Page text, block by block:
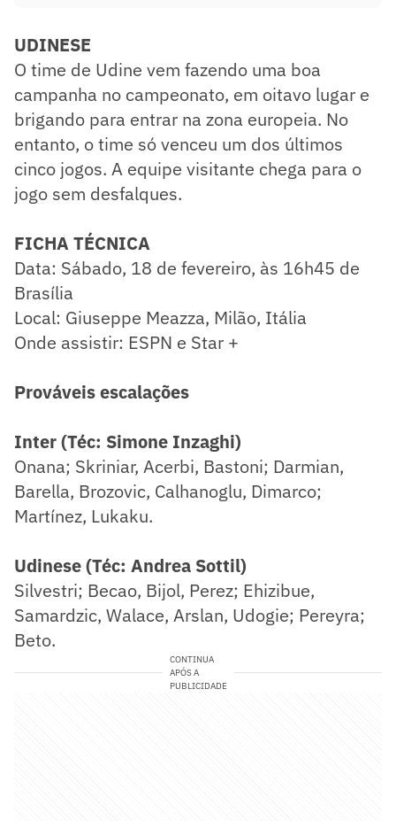
UDINESE
O time de Udine vem fazendo uma boa
campanha no campeonato, em oitavo lugar e
brigando para entrar na zona europeia. No
entanto, o time só venceu um dos últimos
cinco jogos. A equipe visitante chega para o
jogo sem desfalques.
FICHA TÉCNICA
Data: Sábado, 18 de fevereiro, às 16h45 de
Brasília
Local: Giuseppe Meazza, Milão, Itália
Onde assistir: ESPN e Star +
Prováveis escalações
Inter (Téc: Simone Inzaghi)
Onana; Skriniar, Acerbi, Bastoni; Darmian,
Barella, Brozovic, Calhanoglu, Dimarco;
Martínez, Lukaku.
Udinese (Téc: Andrea Sottil)
Silvestri; Becao, Bijol, Perez; Ehizibue,
Samardzic, Walace, Arslan, Udogie; Pereyra;
Beto.
CONTINUA
APÓS A
PUBLICIDADE